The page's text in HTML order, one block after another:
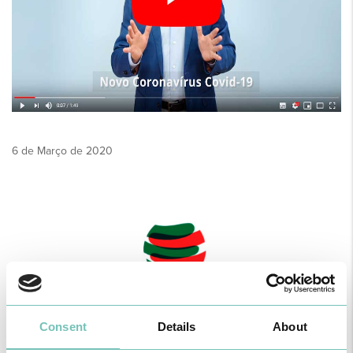
Consent Details About
6 de Março de 2020